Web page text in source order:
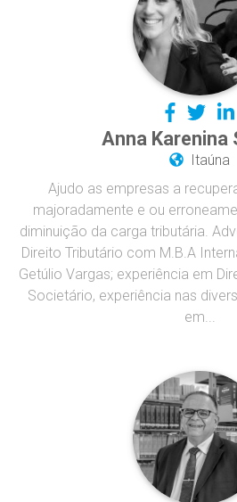
Anna Karenina
Itaúna
Ajudo as empresas a
majoradamente e ou
diminuição da carga tributária.
Direito Tributário com M.B.A
Getúlio Vargas; experiência em
Societário, experiência nas
em...